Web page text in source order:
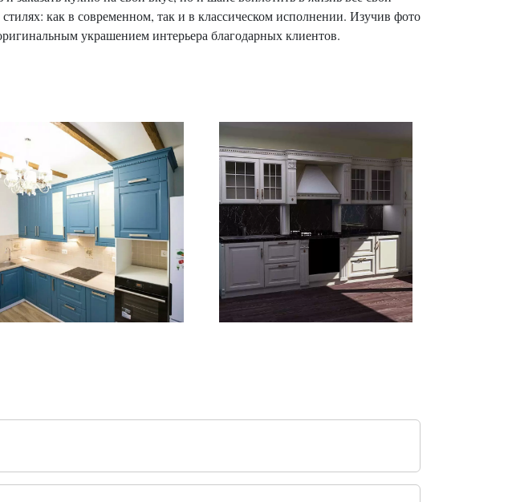
как в современном, так и в классическом исполнении. Изучив фото
украшением интерьера благодарных клиентов.